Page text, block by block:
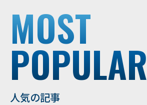
MOST
POPULAR
人気の記事